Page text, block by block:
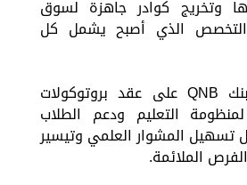
وتخريج كوادر جاهزة لسوق
الذي أصبح يشمل كل
لافتاَ الى حرص بنك QNB على عقد بروتوكولات
التعليم ودعم الطلاب
المشوار العلمي وتيسير
الملائمة.